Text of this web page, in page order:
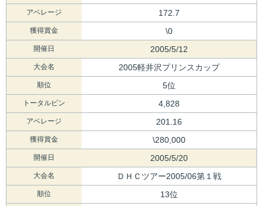
アベレージ 172.7
獲得賞金 \0
開催日 2005/5/12
大会名 2005軽井沢プリンスカップ
順位 5位
トータルピン 4,828
アベレージ 201.16
獲得賞金 \280,000
開催日 2005/5/20
大会名 ＤＨＣツアー2005/06第１戦
順位 13位